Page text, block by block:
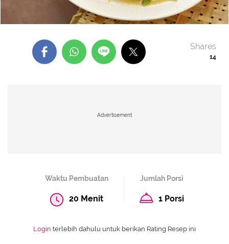
14
Shares
Advertisement
Waktu Pembuatan
20 Menit
Jumlah Porsi
1 Porsi
Login terlebih dahulu untuk berikan Rating Resep ini